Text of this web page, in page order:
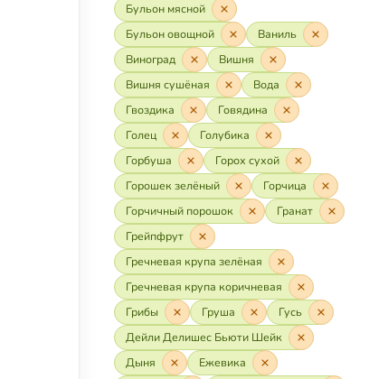
Бульон мясной
Бульон овощной
Ваниль
Виноград
Вишня
Вишня сушёная
Вода
Гвоздика
Говядина
Голец
Голубика
Горбуша
Горох сухой
Горошек зелёный
Горчица
Горчичный порошок
Гранат
Грейпфрут
Гречневая крупа зелёная
Гречневая крупа коричневая
Грибы
Груша
Гусь
Дейли Делишес Бьюти Шейк
Дыня
Ежевика